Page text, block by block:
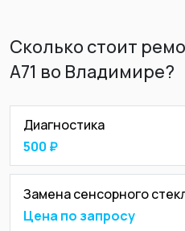
Сколько стоит
A71 во Владимире?
Диагностика
500 ₽
Замена сенсорного
Цена по запросу